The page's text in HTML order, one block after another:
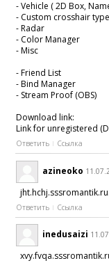
- Vehicle ( 2D Box,
- Custom crosshair
- Radar
- Color Manager
- Misc
- Friend List
- Bind Manager
- Stream Proof (OBS)
Download link:
Link for unregistered
Ответить Ссылка
azineoko
Ответить Ссылка
inedusaizi